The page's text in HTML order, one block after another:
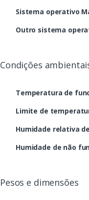
Sistema operativo
Outro sistema
Condições
Temperatura de
Limite de
Humidade relativa
Humidade de não
Pesos e dimensões